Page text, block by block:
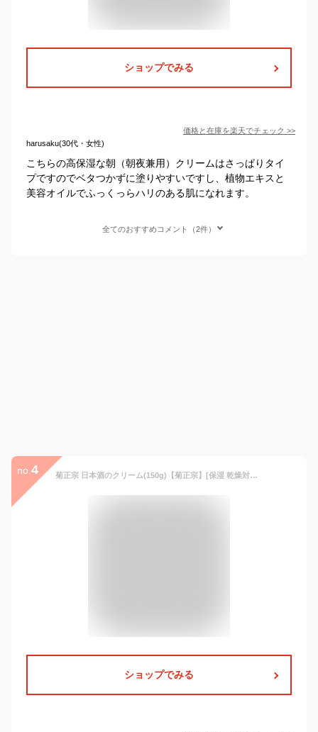
ショップでみる
価格と在庫を楽天でチェック >>
harusaku(30代・女性)
こちらの高保湿な朝（朝夜兼用）クリームはさっぱりタイ
プですのでベタつかずに塗りやすいですし、植物エキスと
美容オイルでふっくっらハリのある肌になれます。
全てのおすすめコメント（2件）
no. 4 菊正宗 日本酒のクリーム(150g)【菊正宗】[保湿 乾燥対策 全身 大容量 セラミド コメ発酵液]
ショップでみる